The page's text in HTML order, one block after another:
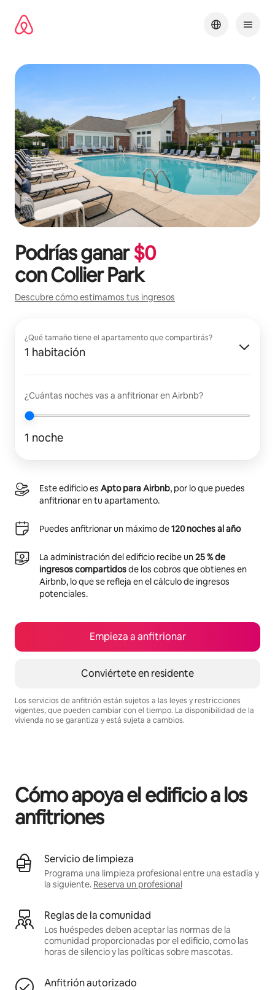
contenido
Podrías ganar$0
conCollier Park
Descubre cómo estimamos tus ingresos
¿Qué tamaño tiene el apartamento que compartirás?
1 habitación
¿Cuántas noches vas a anfitrionar en Airbnb?
1 noche
Este edificio es Apto para Airbnb, por lo que puedes
anfitrionar en tu apartamento.
Puedes anfitrionar un máximo de120 noches al año
La administración del edificio recibe un25 % de
ingresos compartidosde los cobros que obtienes en
Airbnb, lo que se refleja en el cálculo de ingresos
potenciales.
Empieza a anfitrionar
Conviértete en residente
Los servicios de anfitrión están sujetos a las leyes y restricciones
vigentes, que pueden cambiar con el tiempo. La disponibilidad de la
vivienda no se garantiza y está sujeta a cambios.
Cómo apoya el edificio a los
anfitriones
Servicio de limpieza
Programa una limpieza profesional entre una estadía y
la siguiente. Reserva un profesional
Reglas de la comunidad
Los huéspedes deben aceptar las normas de la
comunidad proporcionadas por el edificio, como las
horas de silencio y las políticas sobre mascotas.
Anfitrión autorizado